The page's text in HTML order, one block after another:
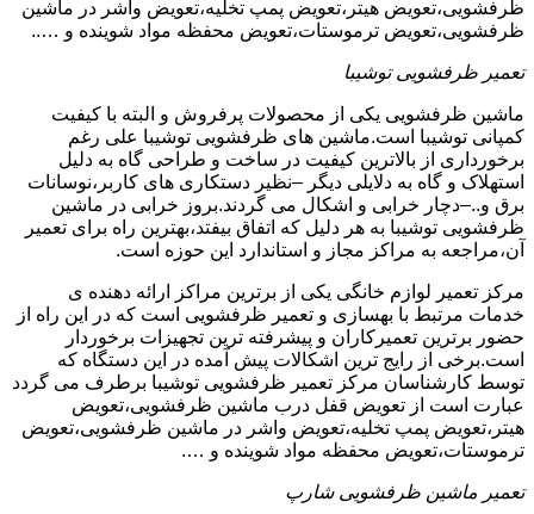
ظرفشویی،تعویض هیتر،تعویض پمپ تخلیه،تعویض واشر در ماشین
ظرفشویی،تعویض ترموستات،تعویض محفظه مواد شوینده و …..
تعمیر ظرفشویی توشیبا
ماشین ظرفشویی یکی از محصولات پرفروش و البته با کیفیت
کمپانی توشیبا است.ماشین های ظرفشویی توشیبا علی رغم
برخورداری از بالاترین کیفیت در ساخت و طراحی گاه به دلیل
استهلاک و گاه به دلایلی دیگر –نظیر دستکاری های کاربر،نوسانات
برق و..–دچار خرابی و اشکال می گردند.بروز خرابی در ماشین
ظرفشویی توشیبا به هر دلیل که اتفاق بیفتد،بهترین راه برای تعمیر
آن،مراجعه به مراکز مجاز و استاندارد این حوزه است.
مرکز تعمیر لوازم خانگی یکی از برترین مراکز ارائه دهنده ی
خدمات مرتبط با بهسازی و تعمیر ظرفشویی است که در این راه از
حضور برترین تعمیرکاران و پیشرفته ترین تجهیزات برخوردار
است.برخی از رایج ترین اشکالات پیش آمده در این دستگاه که
توسط کارشناسان مرکز تعمیر ظرفشویی توشیبا برطرف می گردد
عبارت است از تعویض قفل درب ماشین ظرفشویی،تعویض
هیتر،تعویض پمپ تخلیه،تعویض واشر در ماشین ظرفشویی،تعویض
ترموستات،تعویض محفظه مواد شوینده و ….
تعمیر ماشین ظرفشویی شارپ